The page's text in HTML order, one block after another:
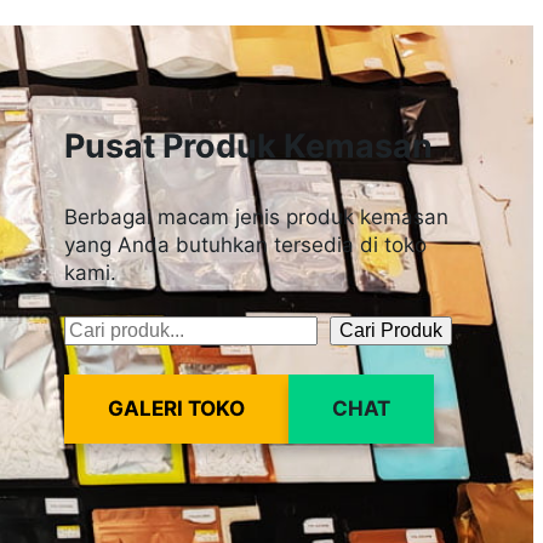
Pusat Produk Kemasan
Berbagai macam jenis produk kemasan
yang Anda butuhkan tersedia di toko
kami.
Pencarian Cari Produk
GALERI TOKO CHAT